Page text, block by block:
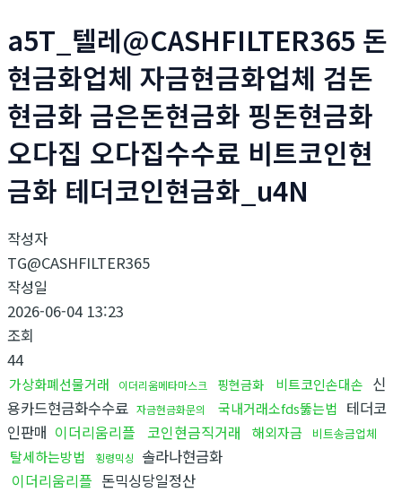
a5T_텔레@CASHFILTER365 돈
현금화업체 자금현금화업체 검돈
현금화 금은돈현금화 핑돈현금화
오다집 오다집수수료 비트코인현
금화 테더코인현금화_u4N
작성자
TG@CASHFILTER365
작성일
2026-06-04 13:23
조회
44
가상화폐선물거래 이더리움메타마스크 핑현금화 비트코인손대손 신
용카드현금화수수료 자금현금화문의 국내거래소fds뚫는법 테더코
인판매 이더리움리플 코인현금직거래 해외자금 비트송금업체
탈세하는방법 횡령믹싱
솔라나현금화
이더리움리플 돈믹싱당일정산